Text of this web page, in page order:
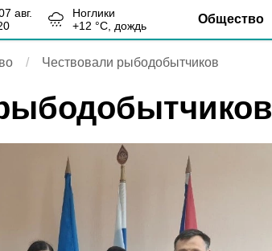
07 авг.
Ноглики
+12 °С, дождь Общество
Чествовали рыбодобытчиков